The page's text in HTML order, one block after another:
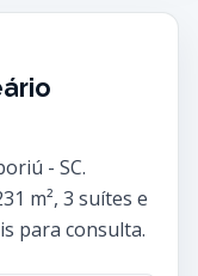
- SC.
m², 3 suítes e
para consulta.